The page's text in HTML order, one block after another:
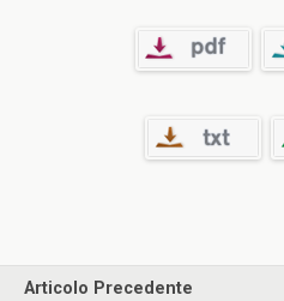
Articolo Precedente